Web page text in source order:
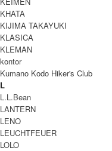
Coordinate Item
ブランド紹介
Dulcamara
デザイナー、與田尚子（ヨダシ
Dulcamara (ドゥルカマラ)のブ
「インストラ・ドゥルカマラ」
KHATA
KIJIMA TAKAYUKI
KLASICA
KLEMAN
kontor
Kumano Kodo Hiker's Club
L
L.L.Bean
LANTERN
LENO
LEUCHTFEUER
LOLO